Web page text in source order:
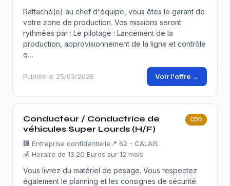
Rattaché(e) au chef d'équipe, vous êtes le garant de
votre zone de production. Vos missions seront
rythmées par : Le pilotage : Lancement de la
production, approvisionnement de la ligne et contrôle
q…
Publiée le 25/03/2026 Voir l'offre →
Conducteur / Conductrice de
véhicules Super Lourds (H/F)
CDD
🏢 Entreprise confidentielle 📍 62 - CALAIS
💰 Horaire de 13.20 Euros sur 12 mois
Vous livrez du matériel de pesage. Vous respectez
également le planning et les consignes de sécurité.